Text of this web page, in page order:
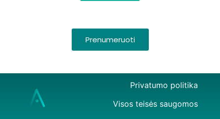
Prenumeruoti
Privatumo politika
Visos teisės saugomos